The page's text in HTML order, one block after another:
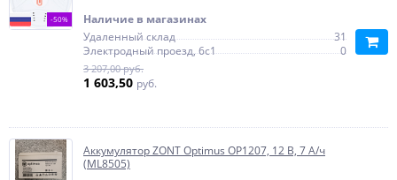
-50%
Наличие в магазинах
Удаленный склад
31
Электродный проезд, 6с1
0
3 207,00 руб.
1 603,50 руб.
Аккумулятор ZONT Optimus OP1207, 12 В, 7 А/ч
(ML8505)